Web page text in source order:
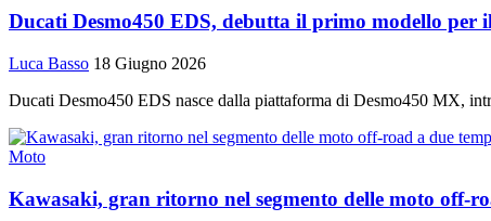
Ducati Desmo450 EDS, debutta il primo modello per
Luca Basso 18 Giugno 2026
Ducati Desmo450 EDS nasce dalla piattaforma di Desmo450 MX,
Moto
Kawasaki, gran ritorno nel segmento delle moto off-